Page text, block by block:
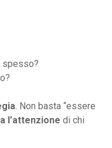
spesso?
. Non basta “essere
l’attenzione di chi